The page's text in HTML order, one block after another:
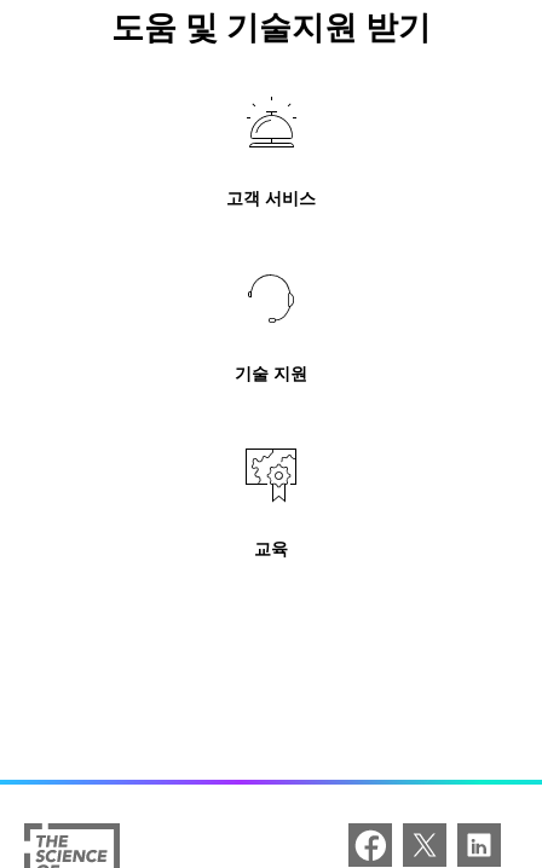
도움 및 기술지원 받기
고객 서비스
기술 지원
교육